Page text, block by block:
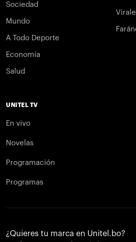
Sociedad
Mundo
A Todo Deporte
Economía
Salud
UNITEL TV
En vivo
Novelas
Programación
Programas
¿Quieres tu marca en Unitel.bo?